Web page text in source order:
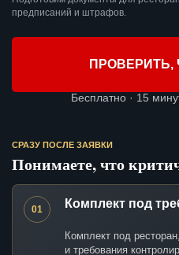
предписаний и штрафов.
Бесплатно · 15
СРАЗУ ПОСЛЕ ЗАЯВКИ
Понимаете, что
01 Комплект под
Комплект под
и требования